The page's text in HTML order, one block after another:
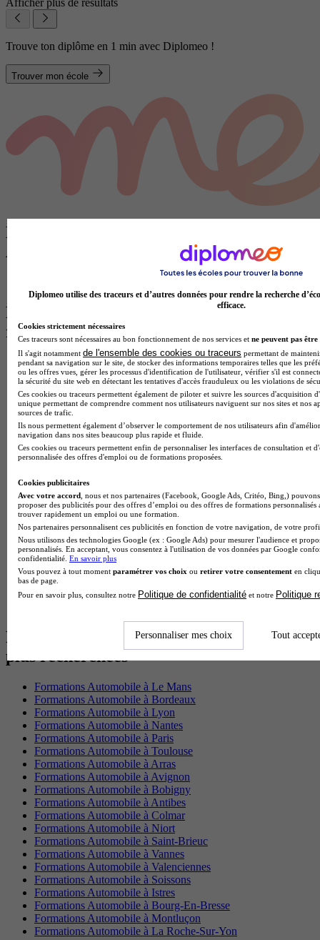
Trouve ton diplôme en 1 min avec Diplomeo !
Trouver mon école
Diplômes proposant des formations en
Automobile à Gap
Formations par domaines à Gap les plus
recherchées
Formations Informatique à Gap
Formations Transport à Gap
Formations Electronique à Gap
Formations Management à Gap
Formations Agroalimentaire à Gap
Formations Aeronautique à Gap
Formations Administratif à Gap
Formations Sante à Gap
Formations Social à Gap
Formations Architecture à Gap
Formations Enseignement & Éducation à Gap
Formations Agricole & Animaux à Gap
Formations Marketing à Gap
Formations BTP & Construction à Gap
Formations Environnement à Gap
Formations Sport à Gap
Formations Sciences à Gap
Formations Finance & Comptabilité à Gap
Formations Restauration à Gap
Formations en Automobile par ville les
plus recherchées
Formations Automobile à Le Mans
Formations Automobile à Bordeaux
Formations Automobile à Lyon
Formations Automobile à Nantes
Formations Automobile à Paris
Formations Automobile à Toulouse
Formations Automobile à Arras
Formations Automobile à Avignon
Formations Automobile à Bobigny
Formations Automobile à Antibes
Formations Automobile à Colmar
Formations Automobile à Niort
Formations Automobile à Saint-Brieuc
Formations Automobile à Vannes
Formations Automobile à Valenciennes
Formations Automobile à Soissons
Formations Automobile à Istres
Formations Automobile à Bourg-En-Bresse
Formations Automobile à Montluçon
Formations Automobile à La Roche-Sur-Yon
Diplomeo utilise des traceurs et d’autres données pour rendre la recherche
efficace.
Cookies strictement nécessaires
Ces traceurs sont nécessaires au bon fonctionnement de nos services et ne peuvent pas être
Il s'agit notamment de l'ensemble des cookies ou traceurs permettant de
pendant sa navigation sur le site, de stocker des informations temporaires telles que les
ou les offres vues, gérer les processus d'identification de l'utilisateur, vérifier s'il est
la sécurité du site web en détectant les tentatives d'accès frauduleux ou les violations de
Ces cookies ou traceurs permettent également de piloter et suivre les sources d'acquisition
unique permettant de comprendre comment nos utilisateurs naviguent sur nos sites et nos
sources de trafic.
Ils nous permettent également d’observer le comportement de nos utilisateurs afin
navigation dans nos sites beaucoup plus rapide et fluide.
Ces cookies ou traceurs permettent enfin de personnaliser les interfaces de consultation et
personnalisée des offres d'emploi ou de formations proposées.
Cookies publicitaires
Avec votre accord , nous et nos partenaires (Facebook, Google Ads, Critéo, Bing,)
proposer des publicités pour des offres d’emploi ou des offres de formations
trouver rapidement un emploi ou une formation.
Nos partenaires personnalisent ces publicités en fonction de votre navigation, de votre
Nous utilisons des technologies Google (ex : Google Ads) pour mesurer l'audience et
personnalisés. En acceptant, vous consentez à l'utilisation de vos données par Google
confidentialité. En savoir plus
Vous pouvez à tout moment paramétrer vos choix ou retirer votre consentement en
bas de page.
Pour en savoir plus, consultez notre Politique de confidentialité et notre Politique
Personnaliser mes choix Tout